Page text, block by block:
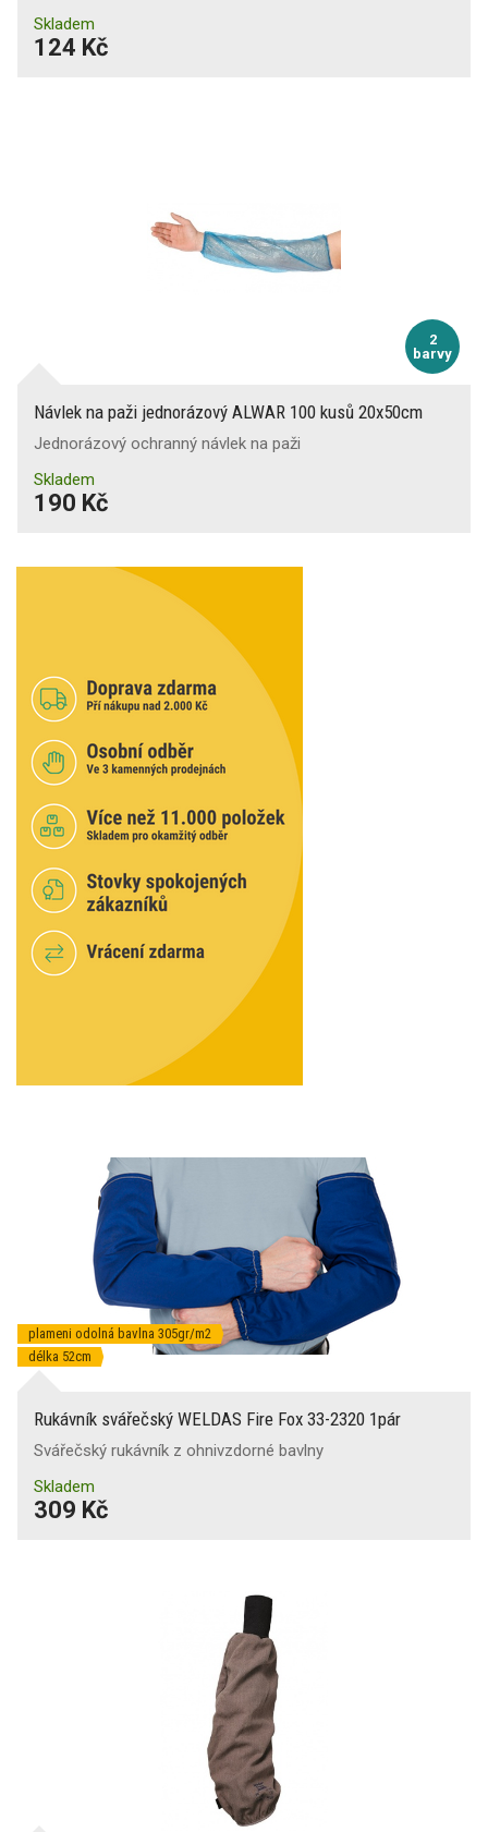
Skladem
124 Kč
2
barvy
Návlek na paži jednorázový ALWAR 100 kusů 20x50cm
Jednorázový ochranný návlek na paži
Skladem
190 Kč
plameni odolná bavlna 305gr/m2
délka 52cm
Rukávník svářečský WELDAS Fire Fox 33-2320 1pár
Svářečský rukávník z ohnivzdorné bavlny
Skladem
309 Kč